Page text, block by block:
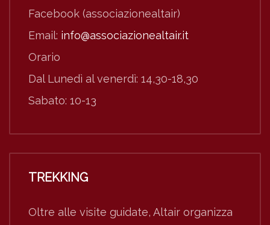
Facebook (associazionealtair)
Email: info@associazionealtair.it
Orario
Dal Lunedì al venerdì: 14,30-18,30
Sabato: 10-13
TREKKING
Oltre alle visite guidate, Altair organizza